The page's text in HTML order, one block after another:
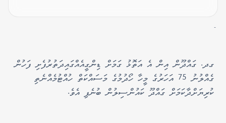
-
ގދ. ގައްދޫން އިން އެ އަތޮޅު ގަމަށް ޑިންގީއެއްގައިދަތުރުފެށި ފަހުން
ގެއްލުނު 75 އަހަރުގެ މީހާ ހޯދުމުގެ މަސައްކަތް ހުއްޓުމެއްނެތި
ކުރިޔަށްދާކަމަށް ގައްދޫ ކައުންސިލުން ބުނެފި އެވެ.